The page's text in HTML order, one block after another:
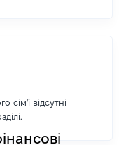
сім'ї відсутні